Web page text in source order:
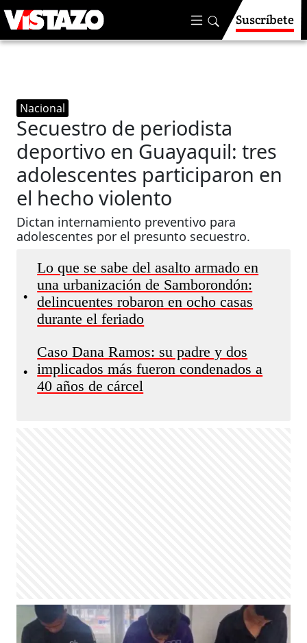
Suscríbete
Nacional
Secuestro de periodista
deportivo en Guayaquil: tres
adolescentes participaron en
el hecho violento
Dictan internamiento preventivo para
adolescentes por el presunto secuestro.
•
Lo que se sabe del asalto armado en
una urbanización de Samborondón:
delincuentes robaron en ocho casas
durante el feriado
•
Caso Dana Ramos: su padre y dos
implicados más fueron condenados a
40 años de cárcel